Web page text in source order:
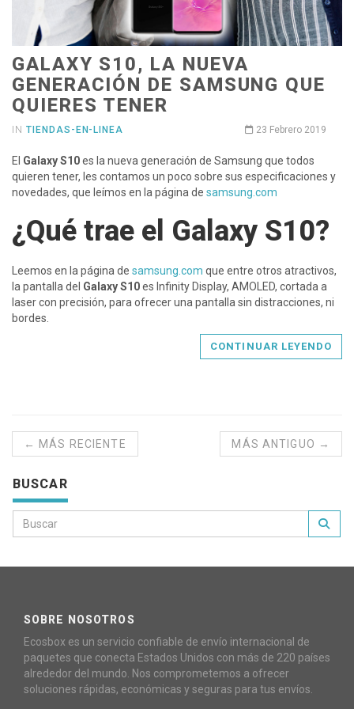
GALAXY S10, LA NUEVA
GENERACIÓN DE SAMSUNG QUE
QUIERES TENER
IN TIENDAS-EN-LINEA 23 Febrero 2019
El Galaxy S10es la nueva generación de Samsung que todos
quieren tener, les contamos un poco sobre sus especificaciones y
novedades, que leímos en la página de samsung.com
¿Qué trae el Galaxy S10?
Leemos en la página de samsung.com que entre otros atractivos,
la pantalla del Galaxy S10es Infinity Display, AMOLED, cortada a
laser con precisión, para ofrecer una pantalla sin distracciones, ni
bordes.
CONTINUAR LEYENDO
← MÁS RECIENTE MÁS ANTIGUO →
BUSCAR
SOBRE NOSOTROS
Ecosbox es un servicio confiable de envío internacional de
paquetes que conecta Estados Unidos con más de 220 países
alrededor del mundo. Nos comprometemos a ofrecer
soluciones rápidas, económicas y seguras para tus envíos.